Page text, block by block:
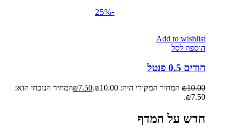
-25%
Add to wishlist
הוספה לסל
חודים 0.5 פנטל
₪10.00 המחיר המקורי היה: ₪10.00. ₪7.50
המחיר הנוכחי הוא:
₪7.50.
חדש על המדף